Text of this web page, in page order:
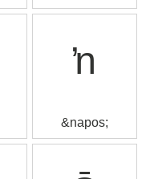
ŉ
&napos;